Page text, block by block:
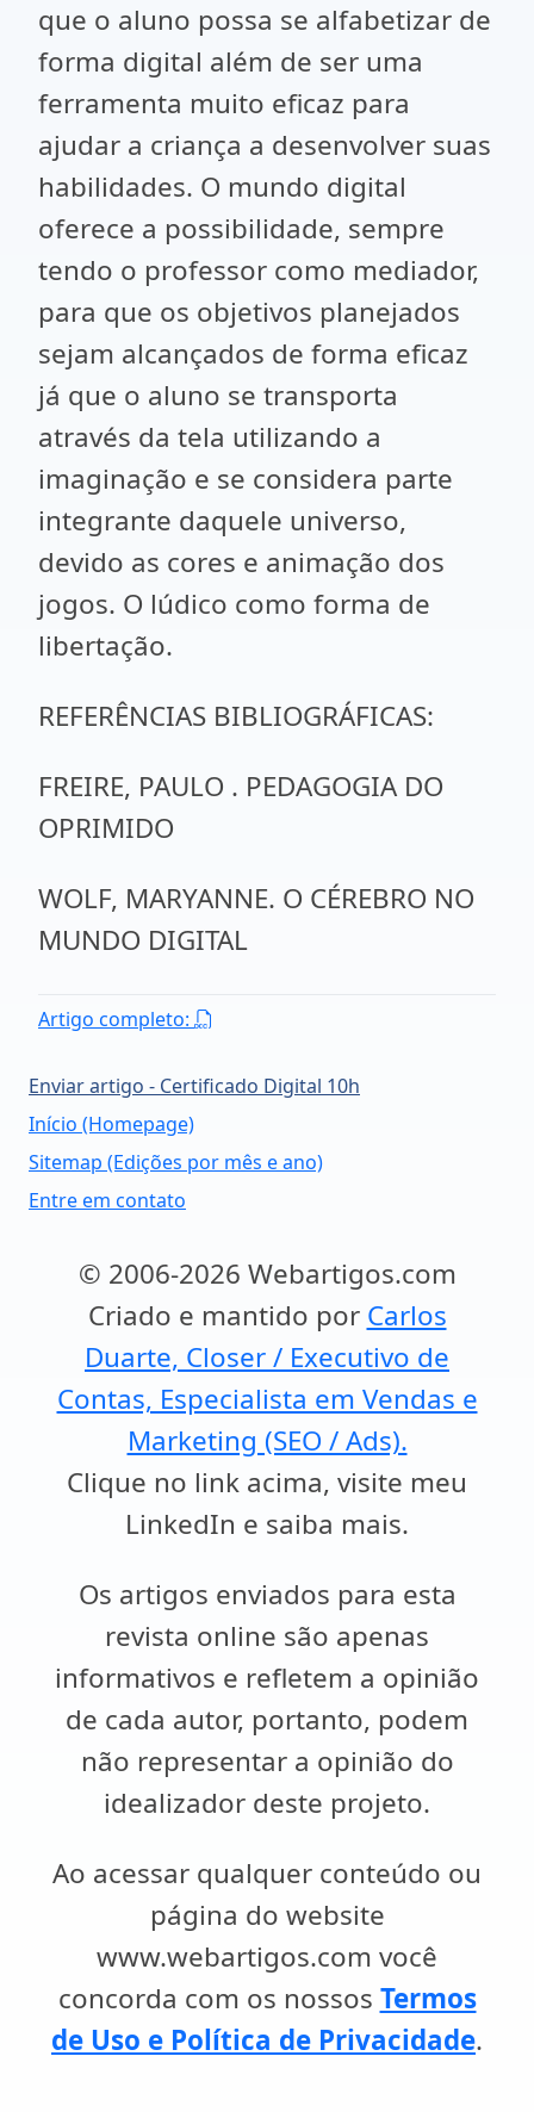
que o aluno possa se alfabetizar de
forma digital além de ser uma
ferramenta muito eficaz para
ajudar a criança a desenvolver suas
habilidades. O mundo digital
oferece a possibilidade, sempre
tendo o professor como mediador,
para que os objetivos planejados
sejam alcançados de forma eficaz
já que o aluno se transporta
através da tela utilizando a
imaginação e se considera parte
integrante daquele universo,
devido as cores e animação dos
jogos. O lúdico como forma de
libertação.
REFERÊNCIAS BIBLIOGRÁFICAS:
FREIRE, PAULO . PEDAGOGIA DO
OPRIMIDO
WOLF, MARYANNE. O CÉREBRO NO
MUNDO DIGITAL
Artigo completo:
Enviar artigo - Certificado Digital 10h
Início (Homepage)
Sitemap (Edições por mês e ano)
Entre em contato
© 2006-2026 Webartigos.com
Criado e mantido por Carlos
Duarte, Closer / Executivo de
Contas, Especialista em Vendas e
Marketing (SEO / Ads).
Clique no link acima, visite meu
LinkedIn e saiba mais.
Os artigos enviados para esta
revista online são apenas
informativos e refletem a opinião
de cada autor, portanto, podem
não representar a opinião do
idealizador deste projeto.
Ao acessar qualquer conteúdo ou
página do website
www.webartigos.com você
concorda com os nossos Termos
de Uso e Política de Privacidade.